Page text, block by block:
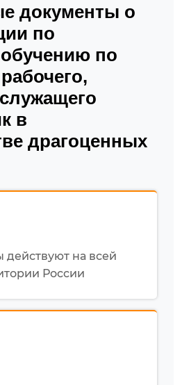
документы о
по
по
в
драгоценных
на всей
России